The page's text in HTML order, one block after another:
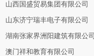
山西国盛贸易集团有限公司
山东济宁瑞丰电子有限公司
湖南张家界洲阳建筑有限公司
澳门祥和教育有限公司